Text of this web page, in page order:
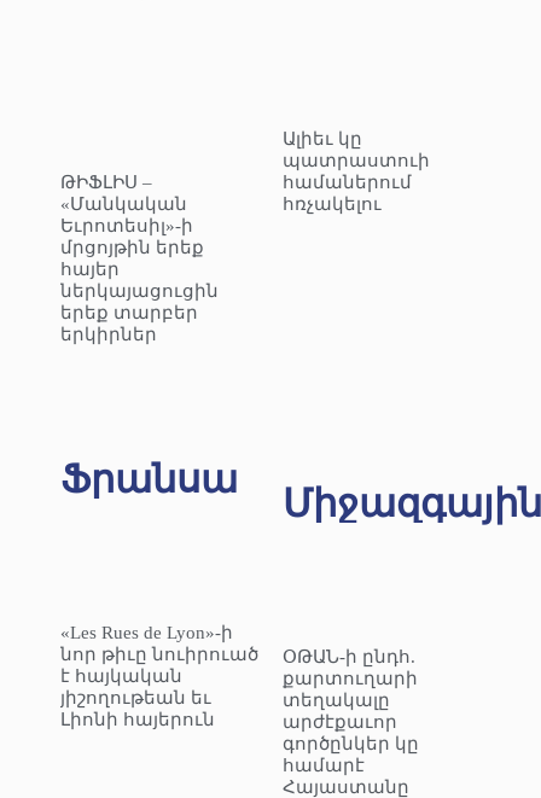
ԹԻՖԼԻՍ –
«Մանկական
Եւրոտեսիլ»-ի
մրցոյթին երեք
հայեր
ներկայացուցին
երեք տարբեր
երկիրներ
Ալիեւ կը
պատրաստուի
համաներում
հռչակելու
Ֆրանսա
«Les Rues de Lyon»-ի
նոր թիւը նուիրուած
է հայկական
յիշողութեան եւ
Լիոնի հայերուն
Միջազգային
ՕԹԱՆ-ի ընդհ.
քարտուղարի
տեղակալը
արժէքաւոր
գործընկեր կը
համարէ
Հայաստանը